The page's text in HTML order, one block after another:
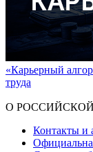
«Карьерный
труда
О
Контакты и